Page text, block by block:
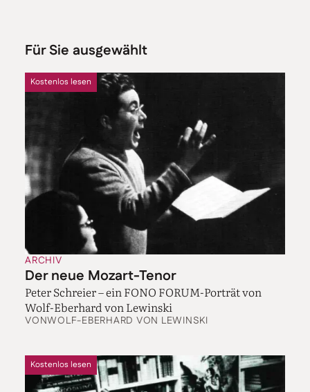
Für Sie ausgewählt
ARCHIV
Der neue Mozart-Tenor
Peter Schreier – ein FONO FORUM-Porträt von
Wolf-Eberhard von Lewinski
VONWOLF-EBERHARD VON LEWINSKI
Kostenlos lesen
Kostenlos lesen